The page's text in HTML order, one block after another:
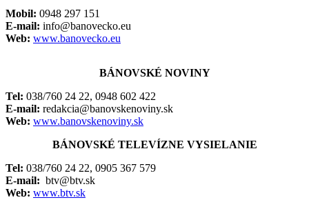
Mobil: 0948 297 151
E-mail: info@banovecko.eu
Web: www.banovecko.eu
BÁNOVSKÉ NOVINY
Tel: 038/760 24 22, 0948 602 422
E-mail: redakcia@banovskenoviny.sk
Web: www.banovskenoviny.sk
BÁNOVSKÉ TELEVÍZNE VYSIELANIE
Tel: 038/760 24 22, 0905 367 579
E-mail: btv@btv.sk
Web: www.btv.sk